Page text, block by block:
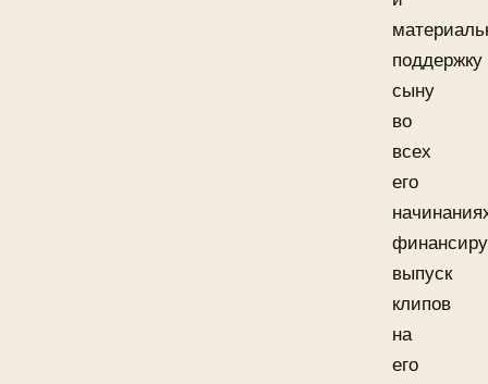
поддержку
сыну
во
всех
его
выпуск
клипов
на
его